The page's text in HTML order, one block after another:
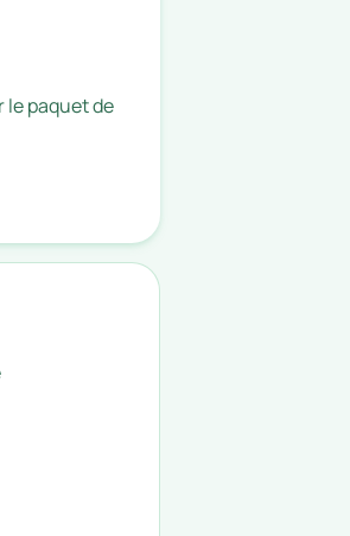
le paquet de